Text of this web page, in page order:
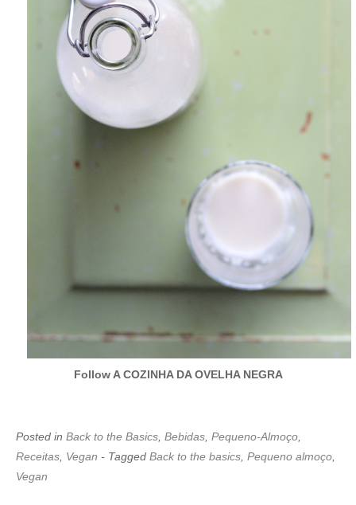
Follow A COZINHA DA OVELHA NEGRA
Posted in Back to the Basics Bebidas Pequeno-Almoço
Receitas Vegan - Tagged Back to the basics Pequeno almoço
Vegan